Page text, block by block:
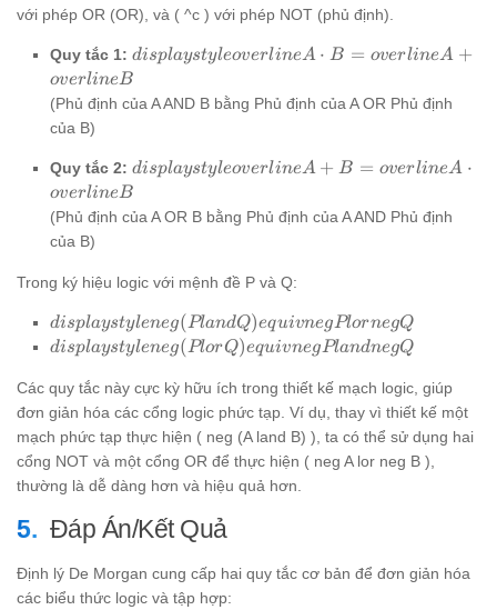
với phép OR (OR), và ( ^c ) với phép NOT (phủ định).
Quy tắc 1: displaystyle
overline{A
\cdot B} =
overline{B}
displaystyleoverlineA ⋅ B = overlineA +
overlineB
(Phủ định của A AND B bằng Phủ định của A OR Phủ định
của B)
Quy tắc 2: displaystyle
overline{A
+ B} =
overline{B}
displaystyleoverlineA + B = overlineA ⋅
overlineB
(Phủ định của A OR B bằng Phủ định của A AND Phủ định
của B)
Trong ký hiệu logic với mệnh đề P và Q:
displaystyle
neg (P land
neg P lor
neg Q
displaystyleneg(PlandQ)equivnegPlornegQ
displaystyle
Q) equiv
neg P land
neg Q
displaystyleneg(PlorQ)equivnegPlandnegQ
Các quy tắc này cực kỳ hữu ích trong thiết kế mạch logic, giúp
đơn giản hóa các cổng logic phức tạp. Ví dụ, thay vì thiết kế một
mạch phức tạp thực hiện ( neg (A land B) ), ta có thể sử dụng hai
cổng NOT và một cổng OR để thực hiện ( neg A lor neg B ),
thường là dễ dàng hơn và hiệu quả hơn.
Đáp Án/Kết Quả
Định lý De Morgan cung cấp hai quy tắc cơ bản để đơn giản hóa
các biểu thức logic và tập hợp: